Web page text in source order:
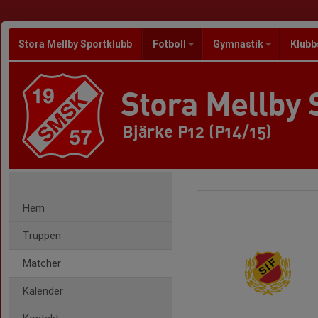
Stora Mellby Sportklubb Fotboll Gymnastik
Stora Mellby
Bjärke P12 (P14/15)
Hem
Truppen
Matcher
Kalender